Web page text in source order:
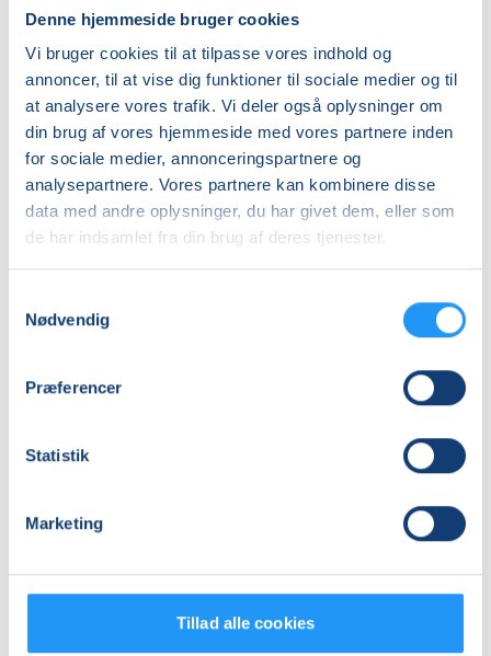
Denne hjemmeside bruger cookies
Vi bruger cookies til at tilpasse vores indhold og
annoncer, til at vise dig funktioner til sociale medier og til
at analysere vores trafik. Vi deler også oplysninger om
din brug af vores hjemmeside med vores partnere inden
for sociale medier, annonceringspartnere og
analysepartnere. Vores partnere kan kombinere disse
data med andre oplysninger, du har givet dem, eller som
de har indsamlet fra din brug af deres tjenester.
Nødvendig
Præferencer
Statistik
Marketing
Tillad alle cookies
DKK 552,00
Unge (18-25 år)-KBH
DKK 548,00
Info
Nummer
905702
Mødegang
1 mødegang
Fælleshuset, Chr. Paulsensvej 15, 2000
, Frederiksberg